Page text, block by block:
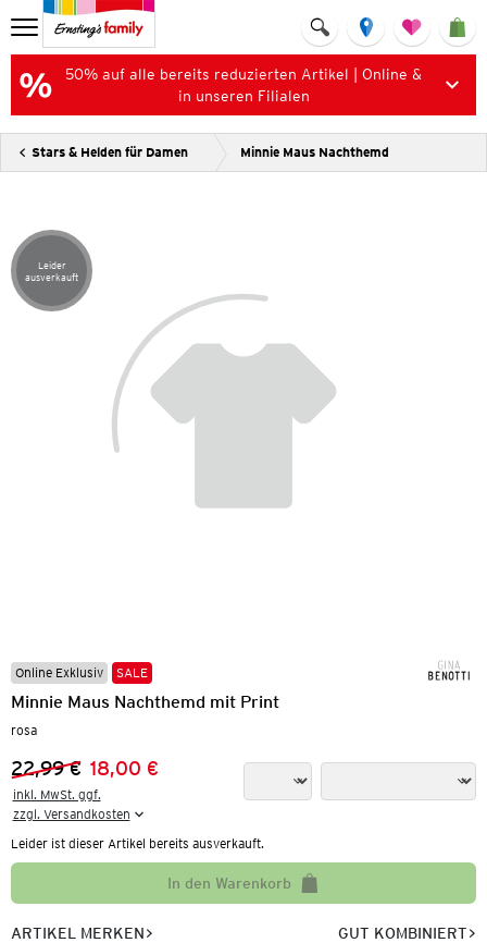
50% auf alle bereits reduzierten Artikel | Online &
in unseren Filialen
Stars & Helden für Damen Minnie Maus Nachthemd
Artikel leider ausverkauft
Leider
ausverkauft
Online Exklusiv SALE
Minnie Maus Nachthemd mit Print
rosa
Vorheriger Preis:
22,99 €
Neuer Preis:18,00 €
inkl. MwSt. ggf.
zzgl. Versandkosten
Leider ist dieser Artikel bereits ausverkauft.
In den Warenkorb
ARTIKEL MERKEN GUT KOMBINIERT